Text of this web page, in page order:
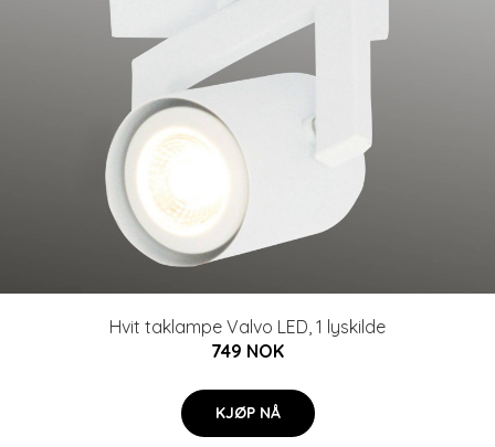
Hvit taklampe Valvo LED, 1 lyskilde
749 NOK
KJØP NÅ